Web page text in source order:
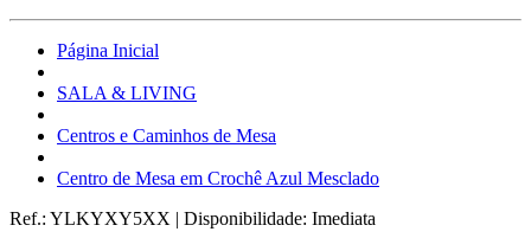
Página Inicial
SALA & LIVING
Centros e Caminhos de Mesa
Centro de Mesa em Crochê Azul Mesclado
Ref.: YLKYXY5XX | Disponibilidade: Imediata